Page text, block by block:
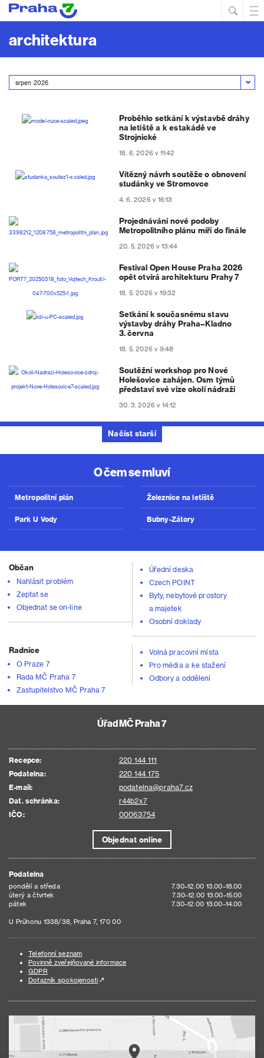
architektura
Proběhlo setkání k výstavbě dráhy
na letiště a k estakádě ve
Strojnické
18. 6. 2026 v 11:42
Vítězný návrh soutěže o obnovení
studánky ve Stromovce
4. 6. 2026 v 16:13
Projednávání nové podoby
Metropolitního plánu míří do finále
20. 5. 2026 v 13:44
Festival Open House Praha 2026
opět otvírá architekturu Prahy 7
18. 5. 2026 v 19:32
Setkání k současnému stavu
výstavby dráhy Praha–Kladno
3. června
18. 5. 2026 v 9:48
Soutěžní workshop pro Nové
Holešovice zahájen. Osm týmů
představí své vize okolí nádraží
30. 3. 2026 v 14:12
Načíst starší
O čem se mluví
Metropolitní plán
Park U Vody
Železnice na letiště
Bubny-Zátory
Občan
Nahlásit problém
Zeptat se
Objednat se on-line
Úřední deska
Czech POINT
Byty, nebytové prostory
a majetek
Osobní doklady
Radnice
O Praze 7
Rada MČ Praha 7
Zastupitelstvo MČ Praha 7
Volná pracovní místa
Pro média a ke stažení
Odbory a oddělení
Úřad MČ Praha 7
Recepce:
220 144 111
Podatelna:
220 144 175
E-mail:
podatelna@praha7.cz
Dat. schránka:
r44b2x7
IČO:
00063754
Objednat online
Podatelna
pondělí a středa
7.30–12.00 13.00–18.00
úterý a čtvrtek
7.30–12.00 13.00–15.00
pátek
7.30–12.00 13.00–14.00
U Průhonu 1338/38, Praha 7, 170 00
Telefonní seznam
Povinně zveřejňované informace
GDPR
Dotazník spokojenosti